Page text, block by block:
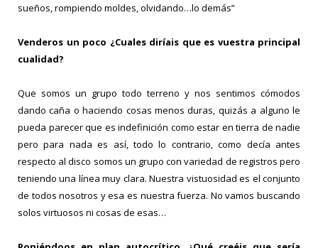
sueños, rompiendo moldes, olvidando…lo demás”
Venderos un poco ¿Cuales diríais que es vuestra principal
cualidad?
Que somos un grupo todo terreno y nos sentimos cómodos
dando caña o haciendo cosas menos duras, quizás a alguno le
pueda parecer que es indefinición como estar en tierra de nadie
pero para nada es así, todo lo contrario, como decía antes
respecto al disco somos un grupo con variedad de registros pero
teniendo una línea muy clara. Nuestra vistuosidad es el conjunto
de todos nosotros y esa es nuestra fuerza. No vamos buscando
solos virtuosos ni cosas de esas…